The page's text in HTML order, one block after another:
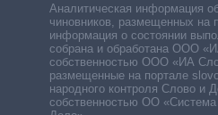
Аналитическая информация
чиновников, размещенных на
информация о состоянии
собрана и обработана ООО
собственностью ООО «ИА
размещенные на портале
народного контроля Слово и
собственностью ОО «Система